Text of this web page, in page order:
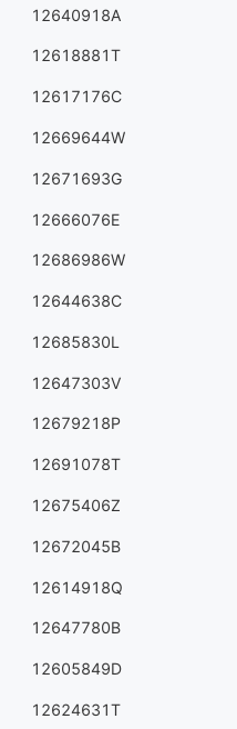
12640918A
12618881T
12617176C
12669644W
12671693G
12666076E
12686986W
12644638C
12685830L
12647303V
12679218P
12691078T
12675406Z
12672045B
12614918Q
12647780B
12605849D
12624631T